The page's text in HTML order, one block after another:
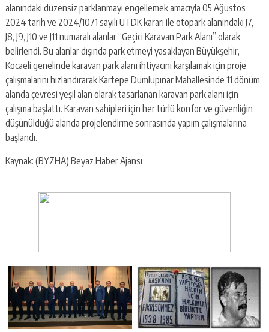
alanındaki düzensiz parklanmayı engellemek amacıyla 05 Ağustos
2024 tarih ve 2024/1071 sayılı UTDK kararı ile otopark alanındaki J7,
J8, J9, J10 ve J11 numaralı alanlar “Geçici Karavan Park Alanı” olarak
belirlendi. Bu alanlar dışında park etmeyi yasaklayan Büyükşehir,
Kocaeli genelinde karavan park alanı ihtiyacını karşılamak için proje
çalışmalarını hızlandırarak Kartepe Dumlupınar Mahallesinde 11 dönüm
alanda çevresi yeşil alan olarak tasarlanan karavan park alanı için
çalışma başlattı. Karavan sahipleri için her türlü konfor ve güvenliğin
düşünüldüğü alanda projelendirme sonrasında yapım çalışmalarına
başlandı.
Kaynak: (BYZHA) Beyaz Haber Ajansı